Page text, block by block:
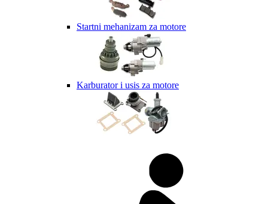
Startni mehanizam za motore
Karburator i usis za motore